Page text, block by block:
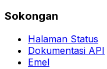
Sokongan
Halaman Status
Dokumentasi API
Emel